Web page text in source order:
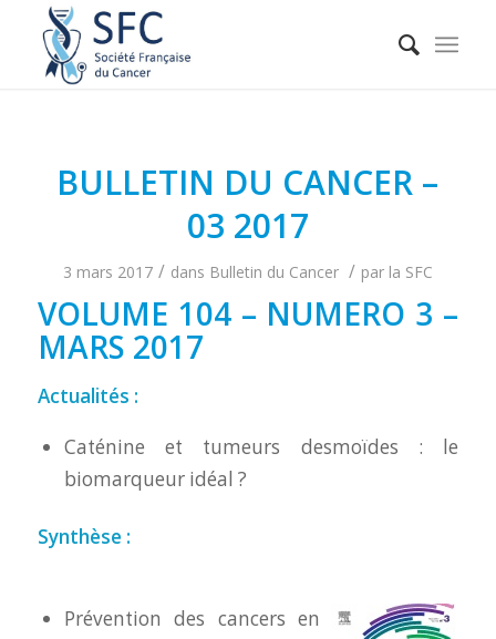
BULLETIN DU CANCER –
03 2017
3 mars 2017 / dans Bulletin du Cancer / par la SFC
VOLUME 104 – NUMERO 3 –
MARS 2017
Actualités :
Caténine et tumeurs desmoïdes : le
biomarqueur idéal ?
Synthèse :
Prévention des cancers en